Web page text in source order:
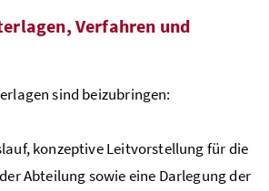
Verfahren und
sind beizubringen:
konzeptive Leitvorstellung für die
Abteilung sowie eine Darlegung der